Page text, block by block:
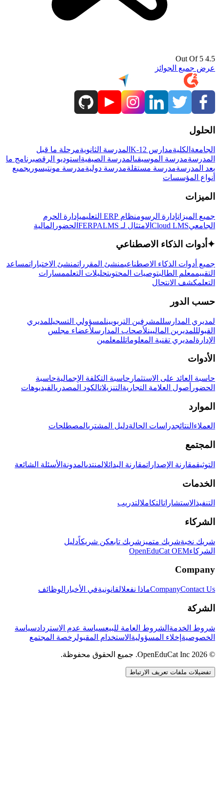
4.5 Out Of 5
عرض جميع الجوائز
الحلول
الجامعة الكليةمدارس K-12 المدرسة الثانويةمرحلة ما قبل
المدرسةمدرسة الموسيقىالمدرسة الصيفية استوديو الرقصبرنامج ما
بعد المدرسةمدرسة مستقلةمدرسة دوليةمدرسة مونتيسوريجميع
أنواع المؤسسات
الميزات
جميع الميزاتإدارة الرسومنظام ERP التعليمي
إدارة الحرم
الجامعيCloud LMS الامتثال لـ FERPA LMS الحضور المالية
✦ أدوات الذكاء الاصطناعي
جميع أدوات الذكاء الاصطناعيمنشئ المقرراتمنشئ الاختباراتمساعد
التقييممعلم الطالبتوصيات المحتوىتحليلات التعلممسارات
التعلمكشف الانتحال
حسب الدور
لمديري المدارسللمشرفين التربويينلمسؤولي التسجيللمديري
القبولللمديرين الماليينلأصحاب المدارسلأعضاء مجلس
الإدارةلمديري تقنية المعلوماتللمعلمين
الأدوات
حاسبة العائد على الاستثمار حاسبة التكلفة الإجماليةحاسبة
الحضور أصول العلامة التجارية التنزيلاتالكود المصدريالفيديوهات
الموارد
العملاء النتائجدراسات الحالةدليل المشتريالمصطلحات
المجتمع
التوثيقمقارنة الإصداراتمقارنة البدائلالمنتدىالمدونة الأسئلة الشائعة
الخدمات
التنفيذ الاستشاراتالتكاملالتدريب
الشركاء
شريك نخبةشريك متميز شريك تابعكن شريكاًدليل
الشركاءOpenEduCat OEM
Company
CompanyContact Us ماذا نفعلالقانونيةفي الأخبار الوظائف
الشركة
شروط الخدمة الشروط العامة للبيعسياسة عدم الاستردادسياسة
الخصوصية إخلاء المسؤولية الاستخدام المقبولرخصة المجتمع
© 2026 OpenEduCat Inc. جميع الحقوق محفوظة.
تفضيلات ملفات تعريف الارتباط